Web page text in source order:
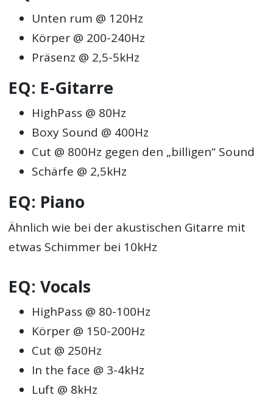
Unten rum @ 120Hz
Körper @ 200-240Hz
Präsenz @ 2,5-5kHz
EQ: E-Gitarre
HighPass @ 80Hz
Boxy Sound @ 400Hz
Cut @ 800Hz gegen den „billigen“ Sound
Schärfe @ 2,5kHz
EQ: Piano
Ähnlich wie bei der akustischen Gitarre mit
etwas Schimmer bei 10kHz
EQ: Vocals
HighPass @ 80-100Hz
Körper @ 150-200Hz
Cut @ 250Hz
In the face @ 3-4kHz
Luft @ 8kHz